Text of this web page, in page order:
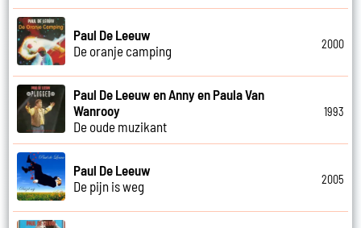
Paul De Leeuw
De oranje camping
2000
Paul De Leeuw en Anny en Paula Van
Wanrooy
De oude muzikant
1993
Paul De Leeuw
De pijn is weg
2005